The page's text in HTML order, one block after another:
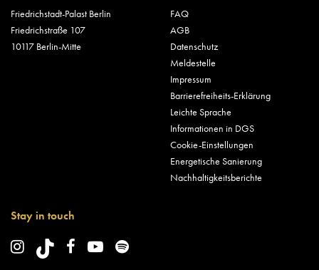
Friedrichstadt-Palast Berlin
Friedrichstraße 107
10117 Berlin-Mitte
FAQ
AGB
Datenschutz
Meldestelle
Impressum
Barrierefreiheits-Erklärung
Leichte Sprache
Informationen in DGS
Cookie-Einstellungen
Energetische Sanierung
Nachhaltigkeitsberichte
Stay in touch